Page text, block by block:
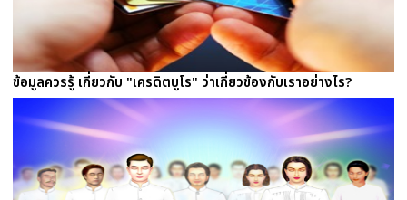
ข้อมูลควรรู้ เกี่ยวกับ "เครดิตบูโร" ว่าเกี่ยวข้องกับเราอย่างไร?